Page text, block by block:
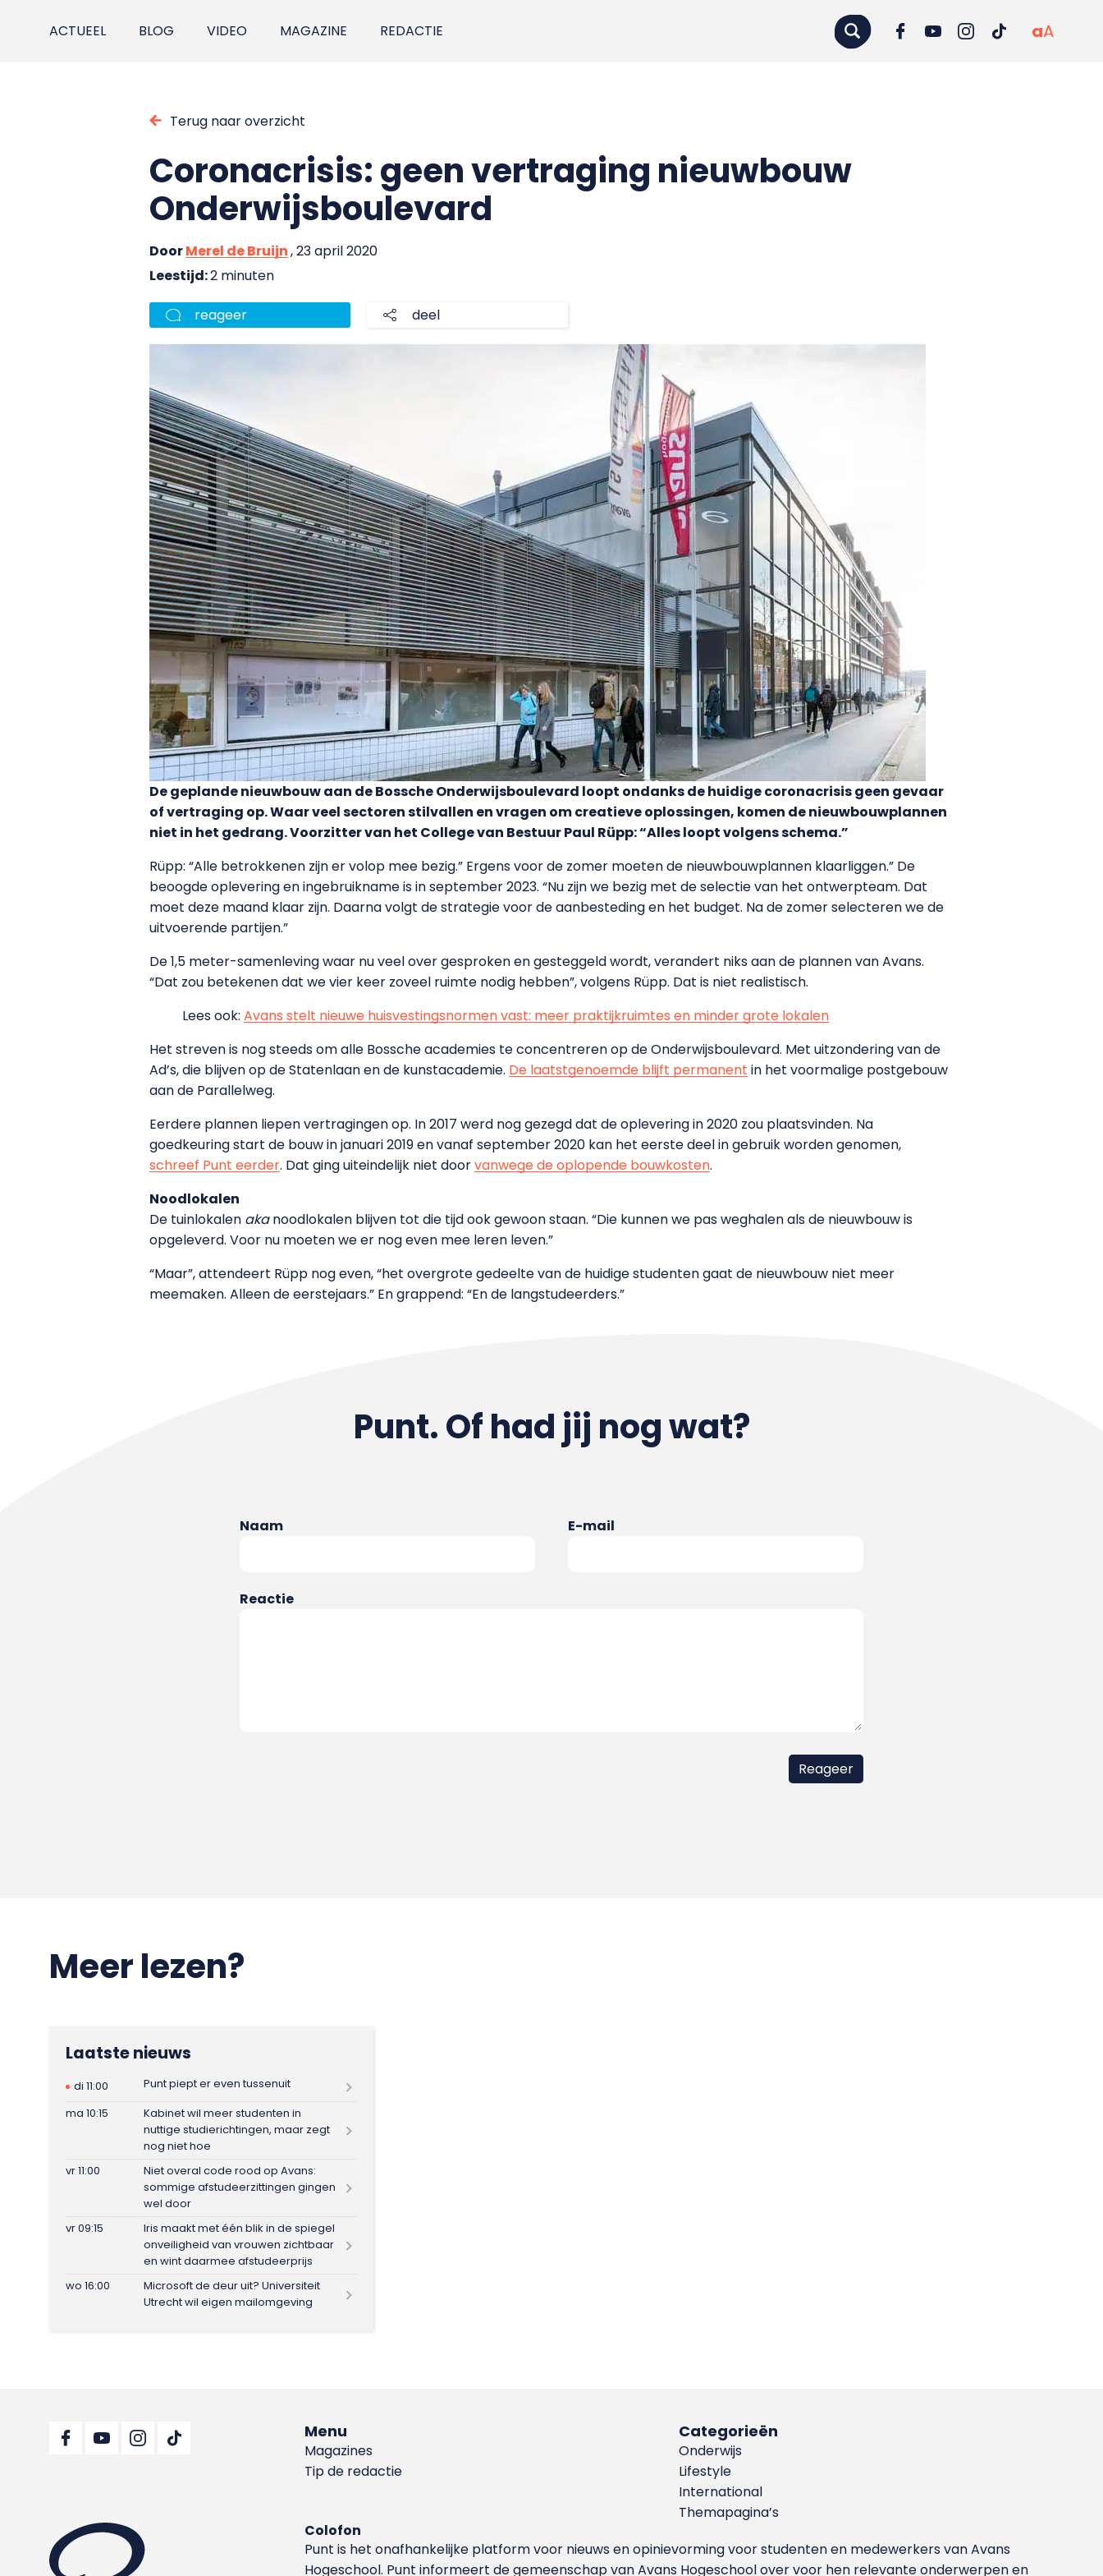
ACTUEEL BLOG VIDEO MAGAZINE REDACTIE aA
Terug naar overzicht
Coronacrisis: geen vertraging nieuwbouw
Onderwijsboulevard
DoorMerel de Bruijn, 23 april 2020
Leestijd:2 minuten
reageer deel
De geplande nieuwbouw aan de Bossche Onderwijsboulevard loopt ondanks de huidige coronacrisis geen gevaar
of vertraging op. Waar veel sectoren stilvallen en vragen om creatieve oplossingen, komen de nieuwbouwplannen
niet in het gedrang. Voorzitter van het College van Bestuur Paul Rüpp: “Alles loopt volgens schema.”
Rüpp: “Alle betrokkenen zijn er volop mee bezig.” Ergens voor de zomer moeten de nieuwbouwplannen klaarliggen.” De
beoogde oplevering en ingebruikname is in september 2023. “Nu zijn we bezig met de selectie van het ontwerpteam. Dat
moet deze maand klaar zijn. Daarna volgt de strategie voor de aanbesteding en het budget. Na de zomer selecteren we de
uitvoerende partijen.”
De 1,5 meter-samenleving waar nu veel over gesproken en gesteggeld wordt, verandert niks aan de plannen van Avans.
“Dat zou betekenen dat we vier keer zoveel ruimte nodig hebben”, volgens Rüpp. Dat is niet realistisch.
Lees ook: Avans stelt nieuwe huisvestingsnormen vast: meer praktijkruimtes en minder grote lokalen
Het streven is nog steeds om alle Bossche academies te concentreren op de Onderwijsboulevard. Met uitzondering van de
Ad’s, die blijven op de Statenlaan en de kunstacademie. De laatstgenoemde blijft permanent in het voormalige postgebouw
aan de Parallelweg.
Eerdere plannen liepen vertragingen op. In 2017 werd nog gezegd dat de oplevering in 2020 zou plaatsvinden. Na
goedkeuring start de bouw in januari 2019 en vanaf september 2020 kan het eerste deel in gebruik worden genomen,
schreef Punt eerder. Dat ging uiteindelijk niet doorvanwege de oplopende bouwkosten.
Noodlokalen
De tuinlokalen akanoodlokalen blijven tot die tijd ook gewoon staan. “Die kunnen we pas weghalen als de nieuwbouw is
opgeleverd. Voor nu moeten we er nog even mee leren leven.”
“Maar”, attendeert Rüpp nog even, “het overgrote gedeelte van de huidige studenten gaat de nieuwbouw niet meer
meemaken. Alleen de eerstejaars.” En grappend: “En de langstudeerders.”
Punt. Of had jij nog wat?
Naam E-mail
Reactie
Meer lezen?
Laatste nieuws
di 11:00
Punt piept er even tussenuit
ma 10:15
Kabinet wil meer studenten in
nuttige studierichtingen, maar zegt
nog niet hoe
vr 11:00
Niet overal code rood op Avans:
sommige afstudeerzittingen gingen
wel door
vr 09:15
Iris maakt met één blik in de spiegel
onveiligheid van vrouwen zichtbaar
en wint daarmee afstudeerprijs
wo 16:00
Microsoft de deur uit? Universiteit
Utrecht wil eigen mailomgeving
Menu
Magazines
Tip de redactie
Categorieën
Onderwijs
Lifestyle
International
Themapagina’s
Colofon
Punt is het onafhankelijke platform voor nieuws en opinievorming voor studenten en medewerkers van Avans
Hoge­school. Punt informeert de gemeenschap van Avans Hogeschool over voor hen relevante onderwerpen en